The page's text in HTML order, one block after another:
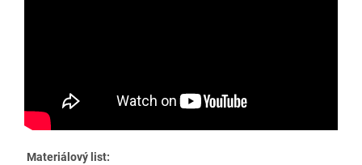
Materiálový list: